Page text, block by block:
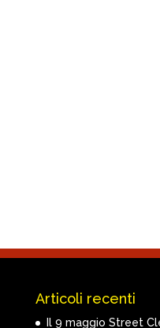
Articoli recenti
Il 9 maggio Street